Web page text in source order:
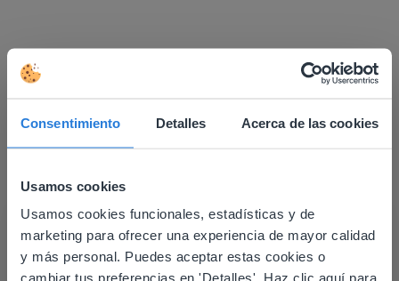
Consentimiento Detalles Acerca de las cookies
Usamos cookies
Usamos cookies funcionales, estadísticas y de
marketing para ofrecer una experiencia de mayor calidad
y más personal. Puedes aceptar estas cookies o
cambiar tus preferencias en 'Detalles'. Haz clic aquí para
Descubrir más!
Planificador del día: Verano
This website doesn't match
your location